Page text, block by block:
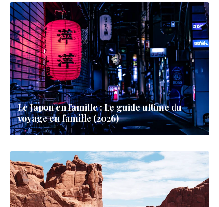
Le Japon en famille : Le guide ultime du
voyage en famille (2026)